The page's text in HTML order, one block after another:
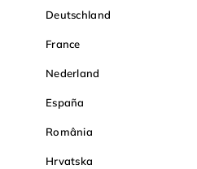
Deutschland
France
Nederland
España
România
Hrvatska